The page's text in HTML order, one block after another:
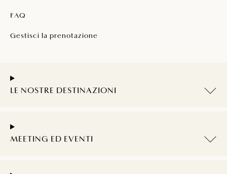
FAQ
Gestisci la prenotazione
LE NOSTRE DESTINAZIONI
MEETING ED EVENTI